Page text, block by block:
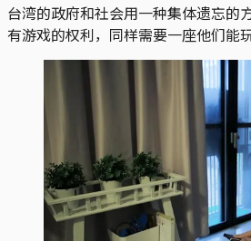
台湾的政府和社会用一种集体遗忘的
有游戏的权利，同样需要一座他们能